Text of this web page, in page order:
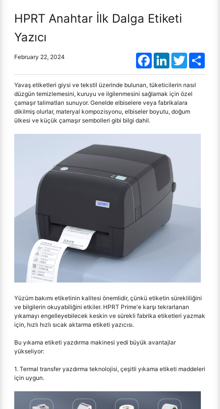
HPRT Anahtar İlk Dalga Etiketi
Yazıcı
February 22, 2024 FacebookLinkedInTwitter
Yavaş etiketleri giysi ve tekstil üzerinde bulunan, tüketicilerin nasıl
düzgün temizlemesini, kuruyu ve ilgilenmesini sağlamak için özel
çamaşır talimatları sunuyor. Genelde elbiselere veya fabrikalara
dikilmiş olurlar, materyal kompozisyonu, elbiseler boyutu, doğum
ülkesi ve küçük çamaşır sembolleri gibi bilgi dahil.
Yüzüm bakımı etiketinin kalitesi önemlidir, çünkü etiketin sürekliliğini
ve bilgilerin okuyabiliğini etkiler. HPRT Prime'e karşı tekrarlanan
yıkamayı engelleyebilecek keskin ve sürekli fabrika etiketleri yazmak
için, hızlı hızlı sıcak aktarma etiketi yazıcısı.
Bu yıkama etiketi yazdırma makinesi yedi büyük avantajlar
yükseliyor:
1. Termal transfer yazdırma teknolojisi, çeşitli yıkama etiketi maddeleri
için uygun.